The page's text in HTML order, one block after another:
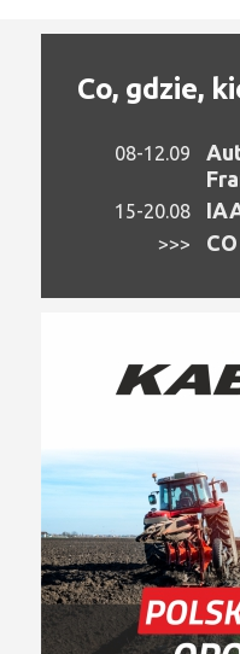
Co, gdzie,
08-12.09
15-20.08
>>>